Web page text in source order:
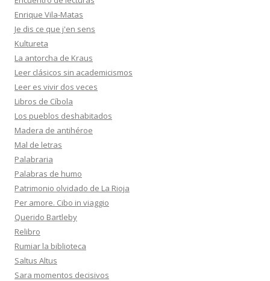
Enrique Vila-Matas
Je dis ce que j'en sens
Kultureta
La antorcha de Kraus
Leer clásicos sin academicismos
Leer es vivir dos veces
Libros de Cíbola
Los pueblos deshabitados
Madera de antihéroe
Mal de letras
Palabraria
Palabras de humo
Patrimonio olvidado de La Rioja
Per amore. Cibo in viaggio
Querido Bartleby
Relibro
Rumiar la biblioteca
Saltus Altus
Sara momentos decisivos